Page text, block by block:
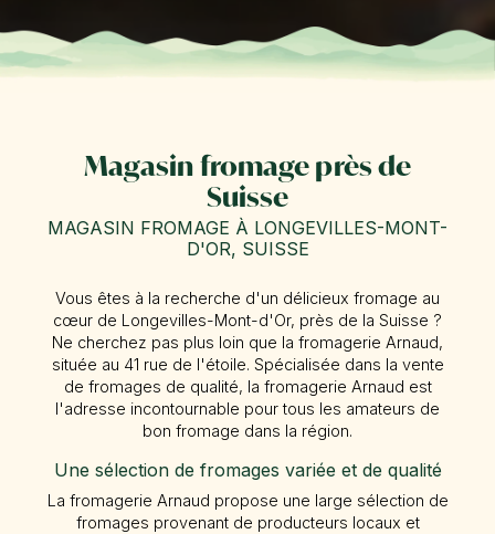
Magasin fromage près de
Suisse
MAGASIN FROMAGE À LONGEVILLES-MONT-
D'OR, SUISSE
Vous êtes à la recherche d'un délicieux fromage au
cœur de Longevilles-Mont-d'Or, près de la Suisse ?
Ne cherchez pas plus loin que la fromagerie Arnaud,
située au 41 rue de l'étoile. Spécialisée dans la vente
de fromages de qualité, la fromagerie Arnaud est
l'adresse incontournable pour tous les amateurs de
bon fromage dans la région.
Une sélection de fromages variée et de qualité
La fromagerie Arnaud propose une large sélection de
fromages provenant de producteurs locaux et